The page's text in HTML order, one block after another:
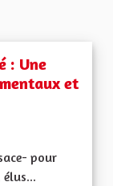
: Une
et
pour